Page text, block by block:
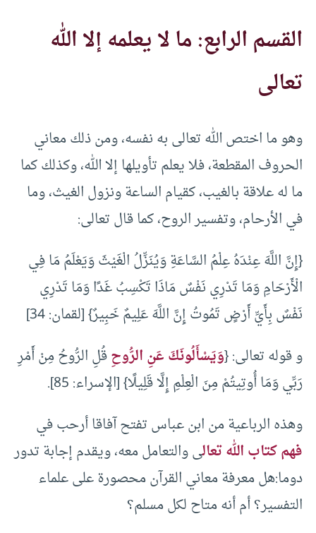
القسم الرابع: ما لا يعلمه إلا الله
تعالى
وهو ما اختص الله تعالى به نفسه، ومن ذلك معاني
الحروف المقطعة، فلا يعلم تأويلها إلا الله، وكذلك كما
ما له علاقة بالغيب، كقيام الساعة ونزول الغيث، وما
في الأرحام، وتفسير الروح، كما قال تعالى:
{إِنَّ اللَّهَ عِنْدَهُ عِلْمُ السَّاعَةِ وَيُنَزِّلُ الْغَيْثَ وَيَعْلَمُ مَا فِي
الْأَرْحَامِ وَمَا تَدْرِي نَفْسٌ مَاذَا تَكْسِبُ غَدًا وَمَا تَدْرِي
نَفْسٌ بِأَيِّ أَرْضٍ تَمُوتُ إِنَّ اللَّهَ عَلِيمٌ خَبِيرٌ} [لقمان: 34]
و قوله تعالى: {وَيَسْأَلُونَكَ عَنِ الرُّوحِقُلِ الرُّوحُ مِنْ أَمْرِ
رَبِّي وَمَا أُوتِيتُمْ مِنَ الْعِلْمِ إِلَّا قَلِيلًا} [الإسراء: 85].
وهذه الرباعية من ابن عباس تفتح آفاقا أرحب في
فهم كتاب الله تعالى والتعامل معه، ويقدم إجابة تدور
دوما:هل معرفة معاني القرآن محصورة على علماء
التفسير؟ أم أنه متاح لكل مسلم؟